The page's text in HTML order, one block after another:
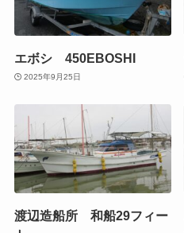
エボシ 450EBOSHI
2025年9月25日
渡辺造船所 和船29フィー